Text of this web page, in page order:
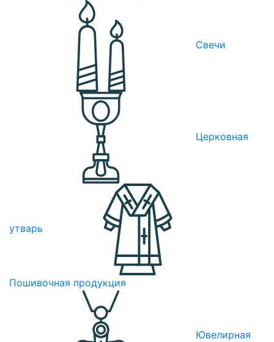
Свечи
Церковная
утварь
Пошивочная продукция
Ювелирная